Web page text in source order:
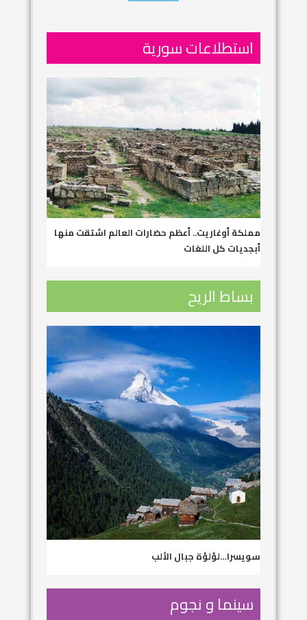
استطلاعات سورية
مملكة أوغاريت.. أعظم حضارات العالم اشتقت منها
أبجديات كل اللغات
بساط الريح
سويسرا…لؤلؤة جبال الألب
سينما و نجوم